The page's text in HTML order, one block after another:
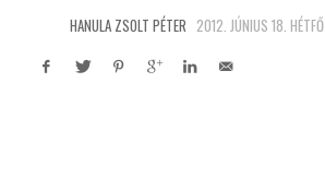
HANULA ZSOLT PÉTER 2012. JÚNIUS 18. HÉTFŐ